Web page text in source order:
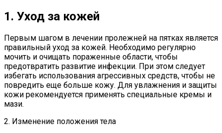
1. Уход за кожей
Первым шагом в лечении пролежней на пятках является
правильный уход за кожей. Необходимо регулярно
мочить и очищать пораженные области, чтобы
предотвратить развитие инфекции. При этом следует
избегать использования агрессивных средств, чтобы не
повредить еще больше кожу. Для увлажнения и защиты
кожи рекомендуется применять специальные кремы и
мази.
2. Изменение положения тела